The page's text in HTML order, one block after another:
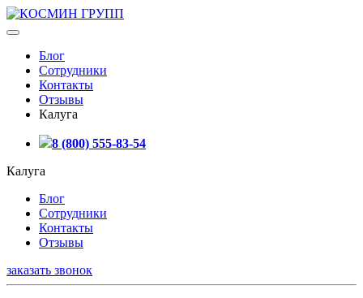
Блог
Сотрудники
Контакты
Отзывы
Калуга
8 (800) 555-83-54
Калуга
Блог
Сотрудники
Контакты
Отзывы
заказать звонок